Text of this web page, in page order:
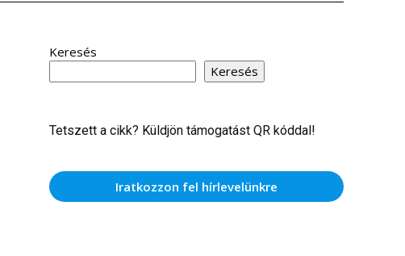
Keresés
Keresés
Tetszett a cikk? Küldjön támogatást QR kóddal!
Iratkozzon fel hírlevelünkre